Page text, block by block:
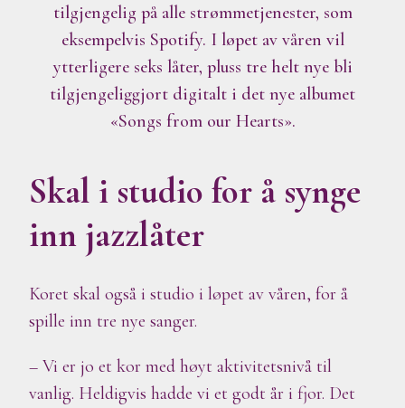
tilgjengelig på alle strømmetjenester, som
eksempelvis Spotify. I løpet av våren vil
ytterligere seks låter, pluss tre helt nye bli
tilgjengeliggjort digitalt i det nye albumet
«Songs from our Hearts».
Skal i studio for å synge
inn jazzlåter
Koret skal også i studio i løpet av våren, for å
spille inn tre nye sanger.
– Vi er jo et kor med høyt aktivitetsnivå til
vanlig. Heldigvis hadde vi et godt år i fjor. Det